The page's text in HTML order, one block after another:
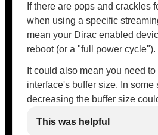
If there are pops and crackles
when using a specific
mean your Dirac enabled
reboot (or a "full power cycle").
It could also mean you need
interface's buffer size. In some
decreasing the buffer size
This was helpful